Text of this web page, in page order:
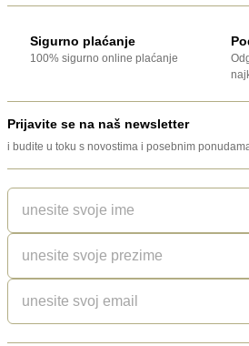
Sigurno plaćanje
100% sigurno online plaćanje
Prijavite se na naš newsletter
i budite u toku s novostima i posebnim